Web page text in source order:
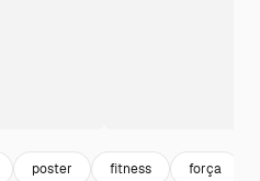
poster fitness força